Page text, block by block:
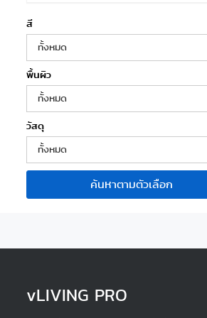
สี
ทั้งหมด
พื้นผิว
ทั้งหมด
วัสดุ
ทั้งหมด
ค้นหาตามตัวเลือก
vLIVING PRO